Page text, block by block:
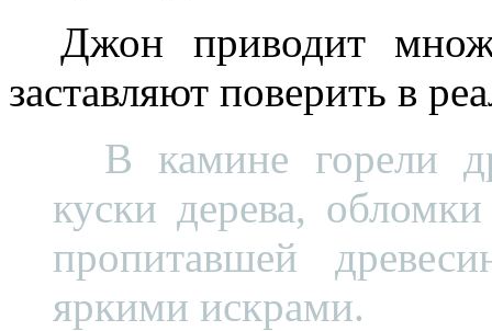
Джон приводит
заставляют поверить в
В камине горели
куски дерева,
пропитавшей
яркими искрами.